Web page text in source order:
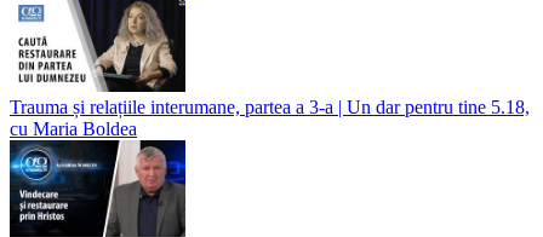
Trauma și relațiile interumane, partea a 3-a | Un dar pentru tine 5.18,
cu Maria Boldea